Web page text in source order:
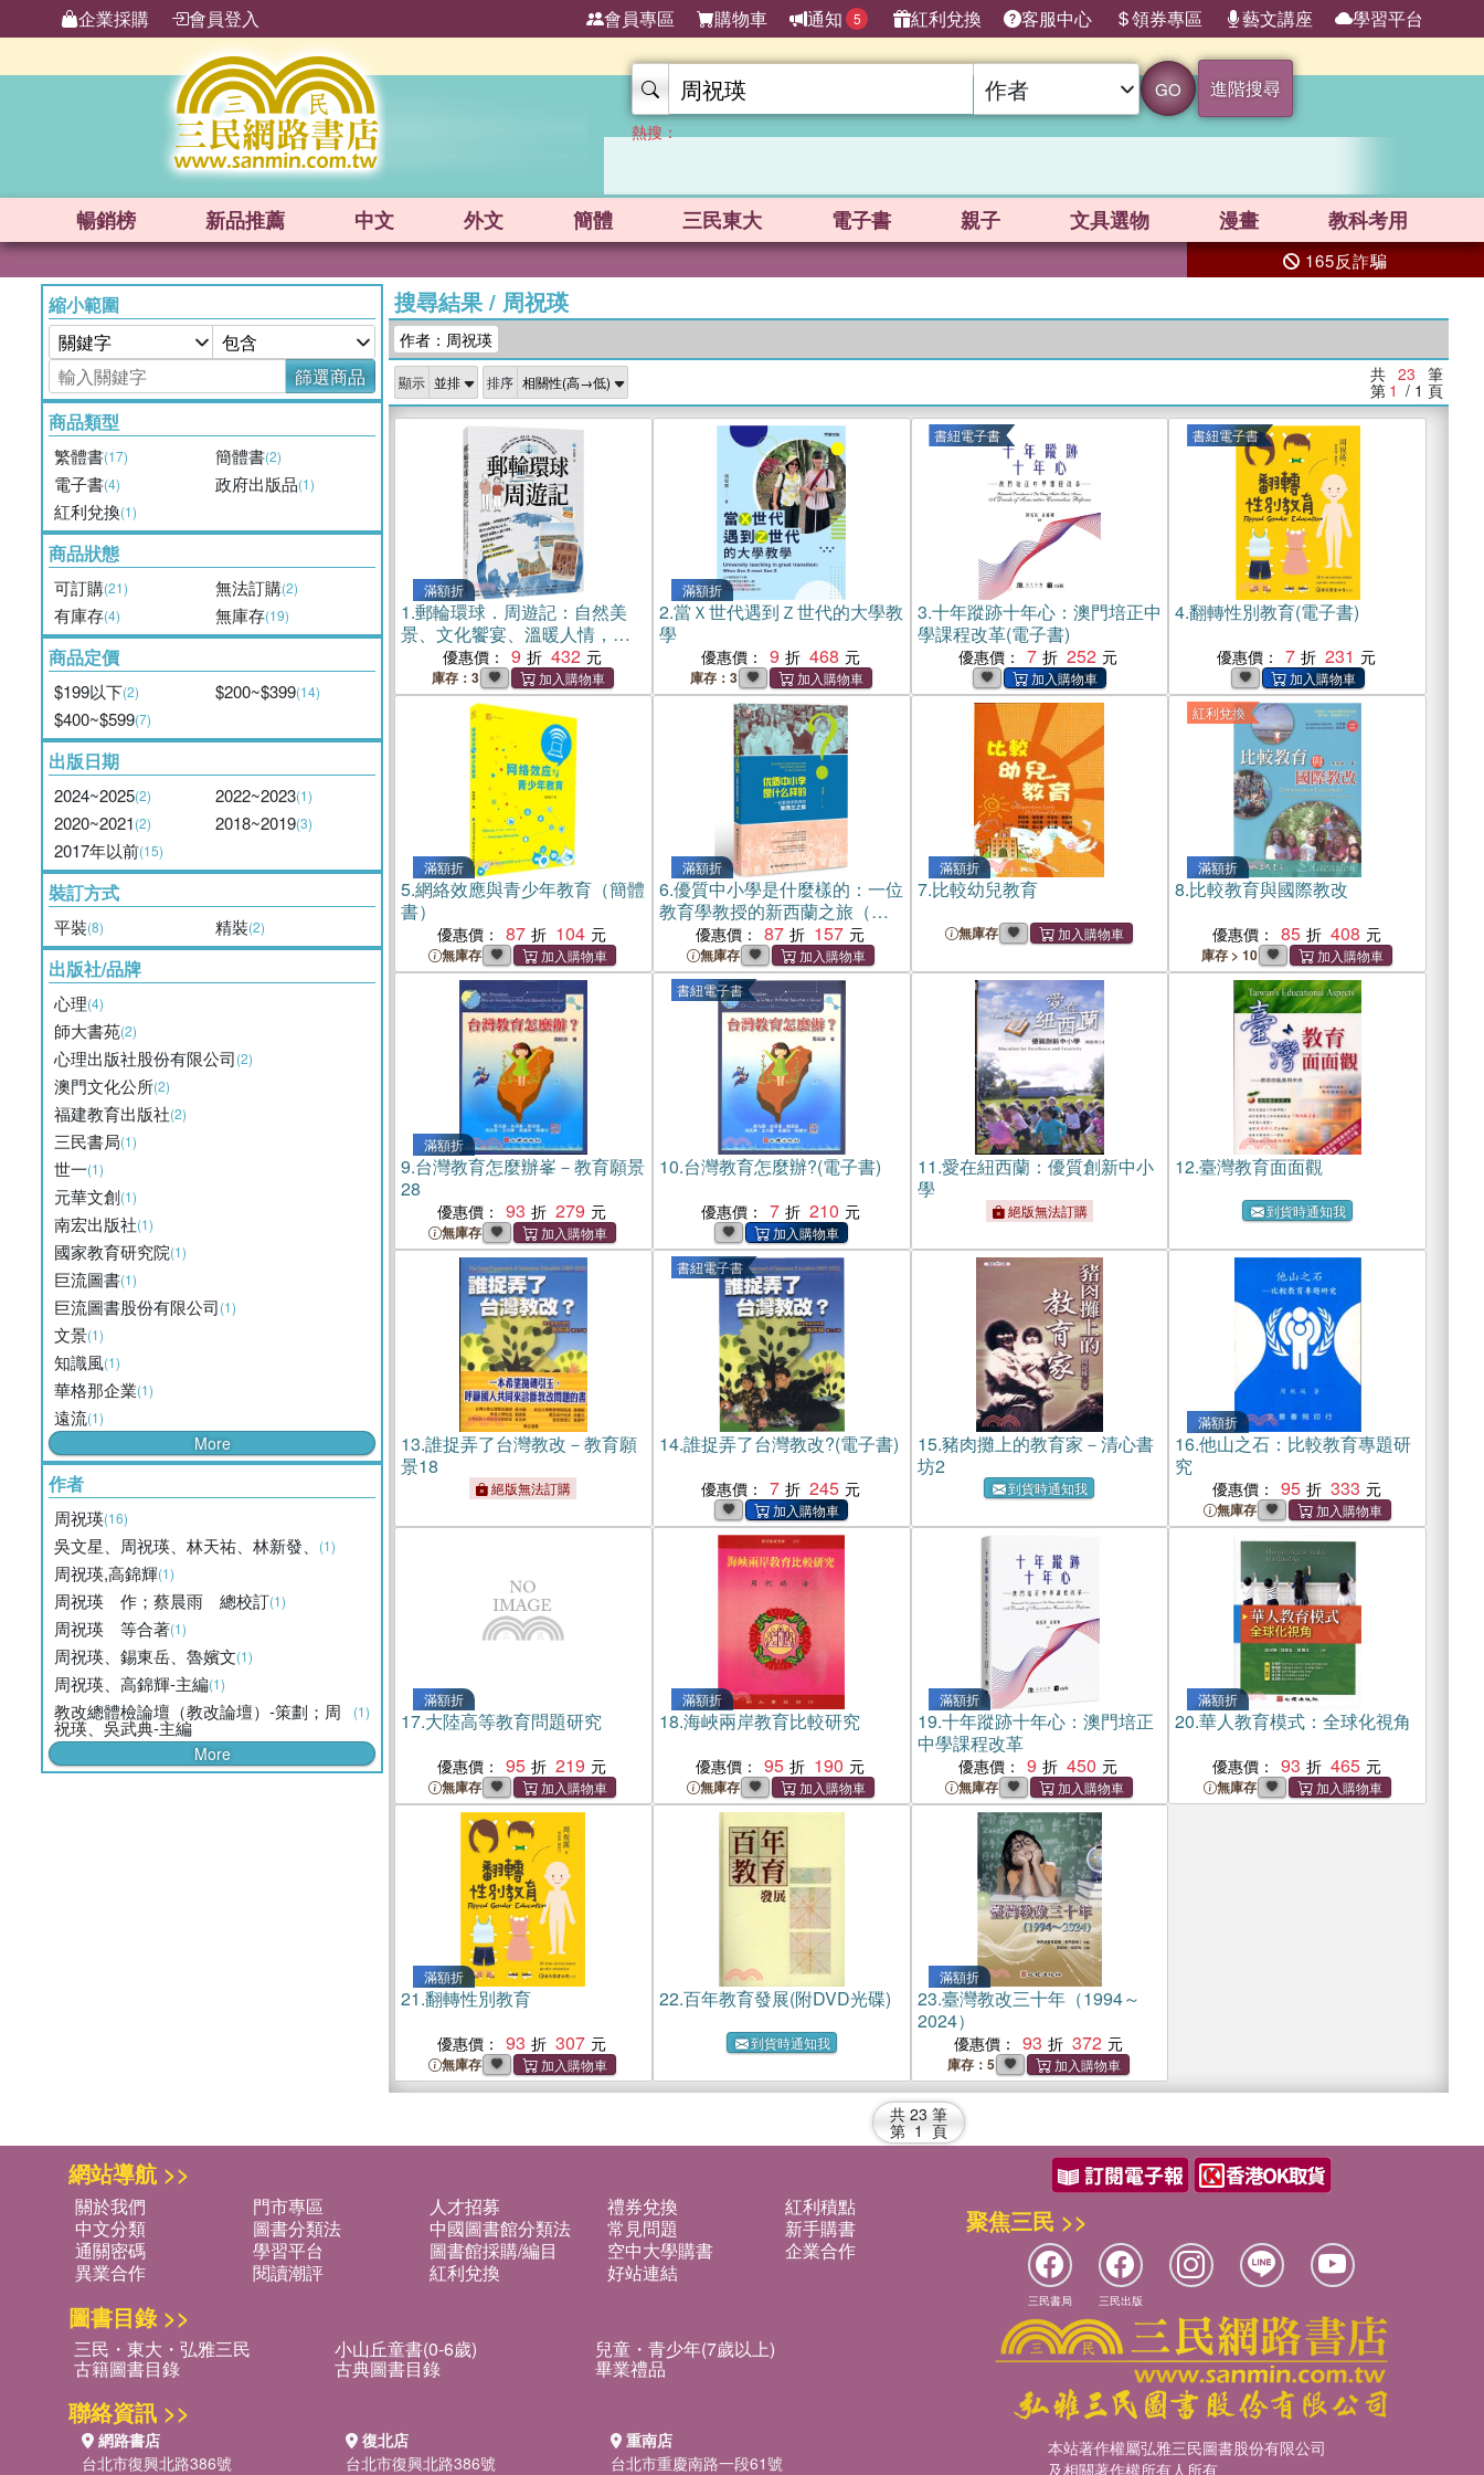
企業採購 會員登入 會員專區 購物車 通知 5 紅利兌換 客服中心 領券專區 藝文講座 學習平台
GO 進階搜尋
熱搜：
暢銷榜 新品推薦 中文 外文 簡體 三民東大 電子書 親子 文具選物 漫畫 教科考用
165反詐騙
縮小範圍
篩選商品
商品類型
繁體書(17) 簡體書(2)
電子書(4) 政府出版品(1)
紅利兌換(1)
商品狀態
可訂購(21) 無法訂購(2)
有庫存(4) 無庫存(19)
商品定價
$199以下(2) $200~$399(14)
$400~$599(7)
出版日期
2024~2025(2) 2022~2023(1)
2020~2021(2) 2018~2019(3)
2017年以前(15)
裝訂方式
平裝(8) 精裝(2)
出版社/品牌
心理(4)
師大書苑(2)
心理出版社股份有限公司(2)
澳門文化公所(2)
福建教育出版社(2)
三民書局(1)
世一(1)
元華文創(1)
南宏出版社(1)
國家教育研究院(1)
巨流圖書(1)
巨流圖書股份有限公司(1)
文景(1)
知識風(1)
華格那企業(1)
遠流(1)
More
作者
周祝瑛(16)
吳文星、周祝瑛、林天祐、林新發、 (1)
周祝瑛,高錦輝(1)
周祝瑛 作；蔡晨雨 總校訂(1)
周祝瑛 等合著(1)
周祝瑛、錫東岳、魯嬪文(1)
周祝瑛、高錦輝-主編(1)
教改總體檢論壇（教改論壇）-策劃；周
祝瑛、吳武典-主編
(1)
More
搜尋結果/ 周祝瑛
作者：周祝瑛
顯示 排序 共 23 筆
第 1 / 1 頁
滿額折
1.郵輪環球．周遊記：自然美
景、文化饗宴、溫暖人情，熟
齡暢遊世界的海上夢想之旅
【★首刷隨書附贈價值36,000
元郵輪旅遊優惠券★】
優惠價： 9 432
庫存：3
滿額折
2.當Ｘ世代遇到Ｚ世代的大學教
學
優惠價： 9 468
庫存：3
書紐電子書
3.十年蹤跡十年心：澳門培正中
學課程改革(電子書)
優惠價： 7 252
書紐電子書
4.翻轉性別教育(電子書)
優惠價： 7 231
滿額折
5.網絡效應與青少年教育（簡體
書）
優惠價： 87 104
無庫存
滿額折
6.優質中小學是什麼樣的：一位
教育學教授的新西蘭之旅（簡
體書）優惠價： 87 157
無庫存
滿額折
7.比較幼兒教育
無庫存
紅利兌換
滿額折
8.比較教育與國際教改
優惠價： 85 408
庫存 > 10
滿額折
9.台灣教育怎麼辦峯－教育願景
28
優惠價： 93 279
無庫存
書紐電子書
10.台灣教育怎麼辦?(電子書)
優惠價： 7 210
11.愛在紐西蘭：優質創新中小
學
絕版無法訂購
12.臺灣教育面面觀
到貨時通知我
13.誰捉弄了台灣教改－教育願
景18
絕版無法訂購
書紐電子書
14.誰捉弄了台灣教改?(電子書)
優惠價： 7 245
15.豬肉攤上的教育家－清心書
坊2
到貨時通知我
滿額折
16.他山之石：比較教育專題研
究
優惠價： 95 333
無庫存
滿額折
17.大陸高等教育問題研究
優惠價： 95 219
無庫存
滿額折
18.海峽兩岸教育比較研究
優惠價： 95 190
無庫存
滿額折
19.十年蹤跡十年心：澳門培正
中學課程改革
優惠價： 9 450
無庫存
滿額折
20.華人教育模式：全球化視角
優惠價： 93 465
無庫存
滿額折
21.翻轉性別教育
優惠價： 93 307
無庫存
22.百年教育發展(附DVD光碟)
到貨時通知我
滿額折
23.臺灣教改三十年（1994～
2024）
優惠價： 93 372
庫存：5
共 23 筆
第 1 頁
網站導航 >>
關於我們 門市專區 人才招募 禮券兌換
紅利積點
中文分類
圖書分類法 中國圖書館分類法 常見問題
新手購書
通關密碼
學習平台 圖書館採購/編目 空中大學購書
企業合作
異業合作
閱讀潮評 紅利兌換 好站連結
圖書目錄 >>
三民・東大・弘雅三民 小山丘童書(0-6歲) 兒童・青少年(7歲以上)
古籍圖書目錄 古典圖書目錄 畢業禮品
聯絡資訊 >>
網路書店
台北市復興北路386號
復北店
台北市復興北路386號
重南店
台北市重慶南路一段61號
聚焦三民 >>
三民書局 三民出版
本站著作權屬弘雅三民圖書股份有限公司
及相關著作權所有人所有